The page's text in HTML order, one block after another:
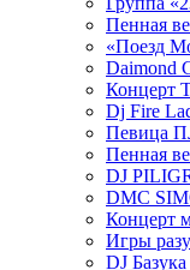
Пенная
«Поезд
Daimond
Концерт
Dj Fire
Певица
Пенная
DJ
DMC
Концерт
Игры
DJ Базука